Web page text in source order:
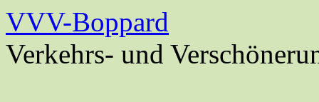
VVV-Boppard
Verkehrs- und